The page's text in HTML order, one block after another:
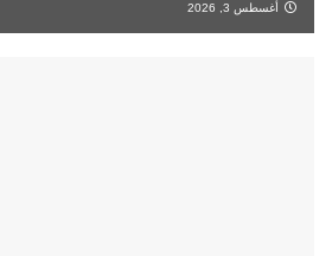
أغسطس 3, 2026